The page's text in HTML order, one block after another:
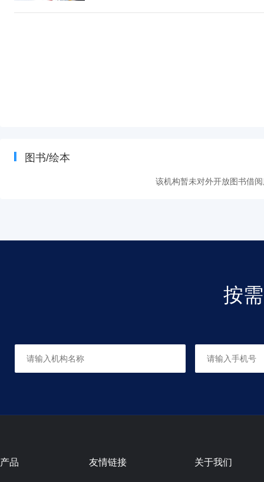
图书/绘本
该机构暂未对外开放图书借
按
产品 友情链接 关于我们